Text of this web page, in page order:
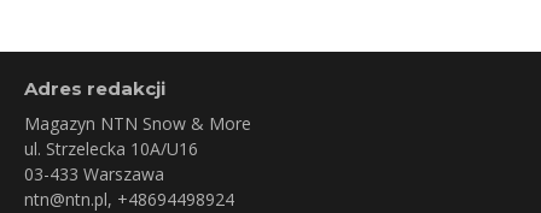
Adres redakcji
Magazyn NTN Snow & More
ul. Strzelecka 10A/U16
03-433 Warszawa
ntn@ntn.pl, +48694498924